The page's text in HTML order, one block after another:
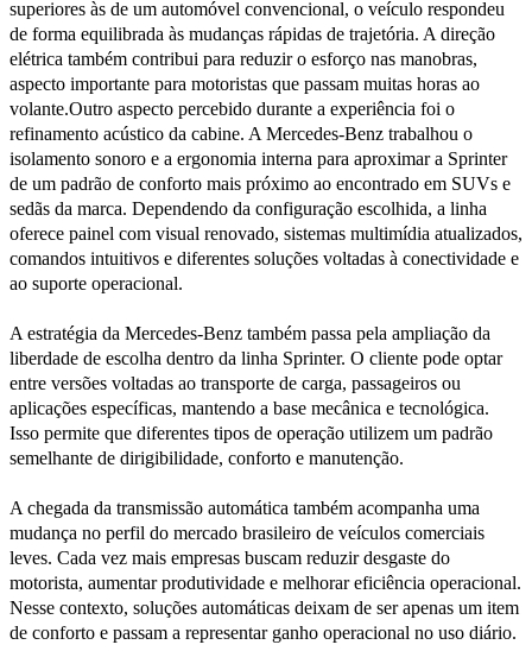
superiores às de um automóvel convencional, o veículo respondeu
de forma equilibrada às mudanças rápidas de trajetória. A direção
elétrica também contribui para reduzir o esforço nas manobras,
aspecto importante para motoristas que passam muitas horas ao
volante.Outro aspecto percebido durante a experiência foi o
refinamento acústico da cabine. A Mercedes-Benz trabalhou o
isolamento sonoro e a ergonomia interna para aproximar a Sprinter
de um padrão de conforto mais próximo ao encontrado em SUVs e
sedãs da marca. Dependendo da configuração escolhida, a linha
oferece painel com visual renovado, sistemas multimídia atualizados,
comandos intuitivos e diferentes soluções voltadas à conectividade e
ao suporte operacional.
A estratégia da Mercedes-Benz também passa pela ampliação da
liberdade de escolha dentro da linha Sprinter. O cliente pode optar
entre versões voltadas ao transporte de carga, passageiros ou
aplicações específicas, mantendo a base mecânica e tecnológica.
Isso permite que diferentes tipos de operação utilizem um padrão
semelhante de dirigibilidade, conforto e manutenção.
A chegada da transmissão automática também acompanha uma
mudança no perfil do mercado brasileiro de veículos comerciais
leves. Cada vez mais empresas buscam reduzir desgaste do
motorista, aumentar produtividade e melhorar eficiência operacional.
Nesse contexto, soluções automáticas deixam de ser apenas um item
de conforto e passam a representar ganho operacional no uso diário.